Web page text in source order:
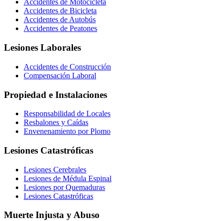
Accidentes de Motocicleta
Accidentes de Bicicleta
Accidentes de Autobús
Accidentes de Peatones
Lesiones Laborales
Accidentes de Construcción
Compensación Laboral
Propiedad e Instalaciones
Responsabilidad de Locales
Resbalones y Caídas
Envenenamiento por Plomo
Lesiones Catastróficas
Lesiones Cerebrales
Lesiones de Médula Espinal
Lesiones por Quemaduras
Lesiones Catastróficas
Muerte Injusta y Abuso